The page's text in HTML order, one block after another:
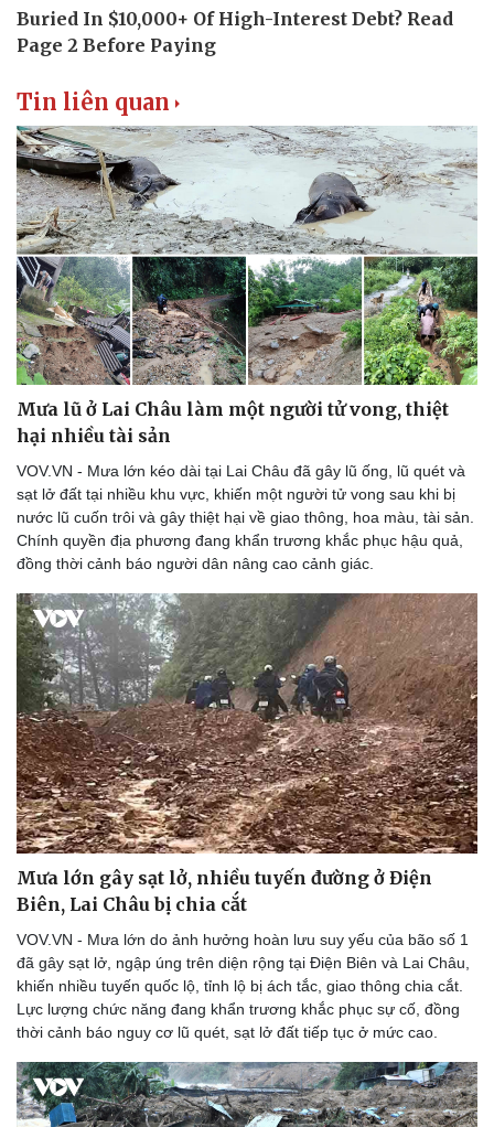
Tin liên quan
Mưa lũ ở Lai Châu làm một người tử vong, thiệt
hại nhiều tài sản
VOV.VN - Mưa lớn kéo dài tại Lai Châu đã gây lũ ống, lũ quét và
sạt lở đất tại nhiều khu vực, khiến một người tử vong sau khi bị
nước lũ cuốn trôi và gây thiệt hại về giao thông, hoa màu, tài sản.
Chính quyền địa phương đang khẩn trương khắc phục hậu quả,
đồng thời cảnh báo người dân nâng cao cảnh giác.
Mưa lớn gây sạt lở, nhiều tuyến đường ở Điện
Biên, Lai Châu bị chia cắt
VOV.VN - Mưa lớn do ảnh hưởng hoàn lưu suy yếu của bão số 1
đã gây sạt lở, ngập úng trên diện rộng tại Điện Biên và Lai Châu,
khiến nhiều tuyến quốc lộ, tỉnh lộ bị ách tắc, giao thông chia cắt.
Lực lượng chức năng đang khẩn trương khắc phục sự cố, đồng
thời cảnh báo nguy cơ lũ quét, sạt lở đất tiếp tục ở mức cao.